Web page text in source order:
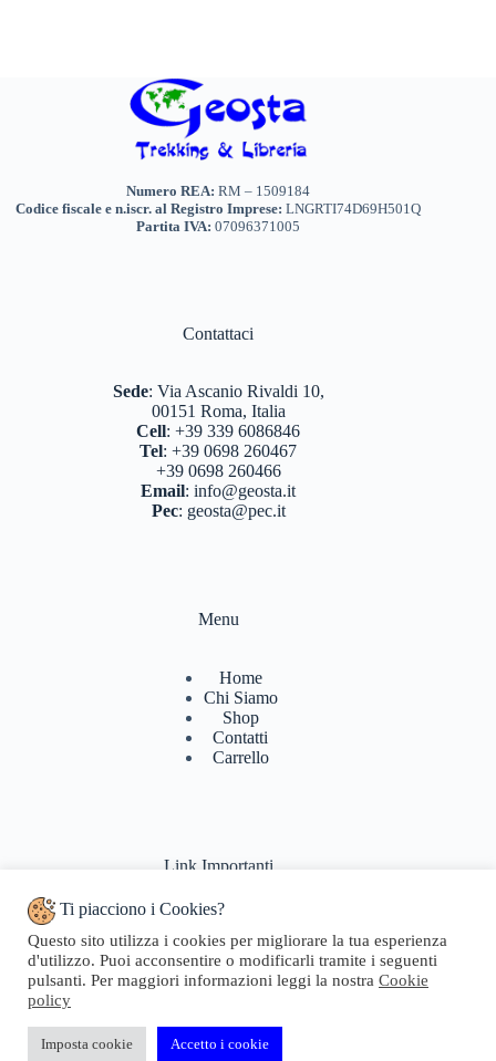
Numero REA:RM – 1509184
Codice fiscale e n.iscr. al Registro Imprese:LNGRTI74D69H501Q
Partita IVA: 07096371005
Contattaci
Sede: Via Ascanio Rivaldi 10,
00151 Roma, Italia
Cell:+39 339 6086846
Tel:+39 0698 260467
+39 0698 260466
Email:info@geosta.it
Pec: geosta@pec.it
Menu
Home
Chi Siamo
Shop
Contatti
Carrello
Link Importanti
Politiche di Reso
Pagamenti & Spedizioni
Termini di utilizzo
Cookie Policy
Domande Frequenti
Ti piacciono i Cookies?
Questo sito utilizza i cookies per migliorare la tua esperienza
d'utilizzo. Puoi acconsentire o modificarli tramite i seguenti
pulsanti. Per maggiori informazioni leggi la nostra Cookie
policy
Imposta cookie Accetto i cookie